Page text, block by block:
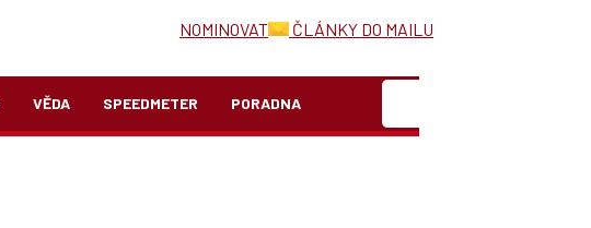
VĚDA SPEEDMETER PORADNA
NOMINOVAT ČLÁNKY DO MAILU